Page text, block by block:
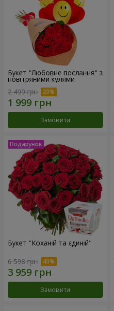
Букет "Любовне послання" з
повітряними кулями
2 499 грн
Замовити
Букет "Коханій та єдиній"
6 598 грн
Замовити